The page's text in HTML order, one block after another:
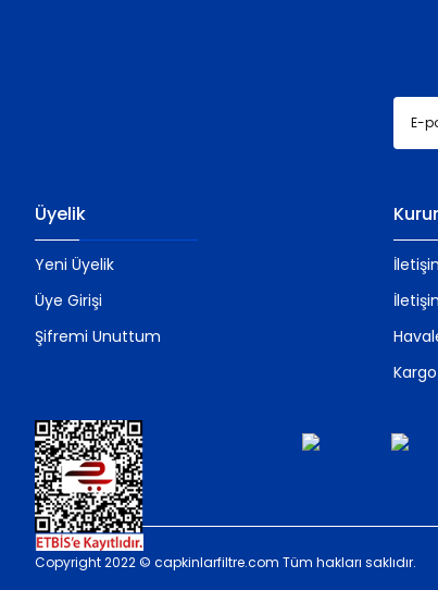
Üyelik
Yeni Üyelik
Üye Girişi
Şifremi Unuttum
Copyright 2022 © capkinlarfiltre.com Tüm hakları saklıdır.